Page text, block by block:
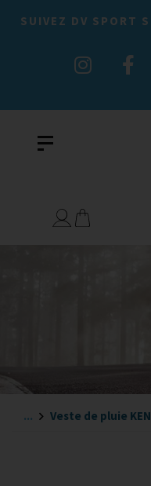
SUIVEZ DV SPORT
... Veste de pluie